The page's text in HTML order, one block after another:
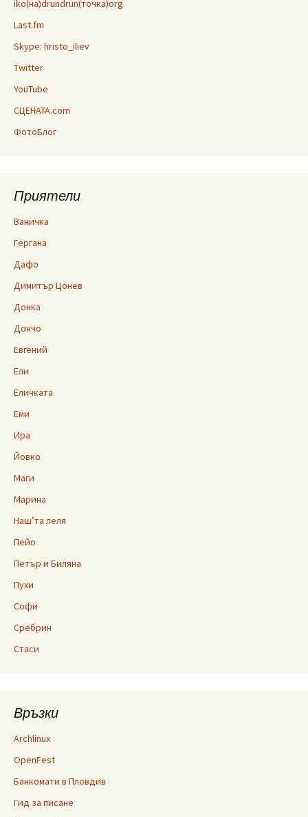
iko(на)drundrun(точка)org
Last.fm
Skype: hristo_iliev
Twitter
YouTube
СЦЕНАТА.com
ФотоБлог
Приятели
Ваничка
Гергана
Дафо
Димитър Цонев
Донка
Дончо
Евгений
Ели
Еличката
Еми
Ира
Йовко
Маги
Марина
Наш’та леля
Пейо
Петър и Биляна
Пухи
Софи
Сребрин
Стаси
Връзки
Archlinux
OpenFest
Банкомати в Пловдив
Гид за писане